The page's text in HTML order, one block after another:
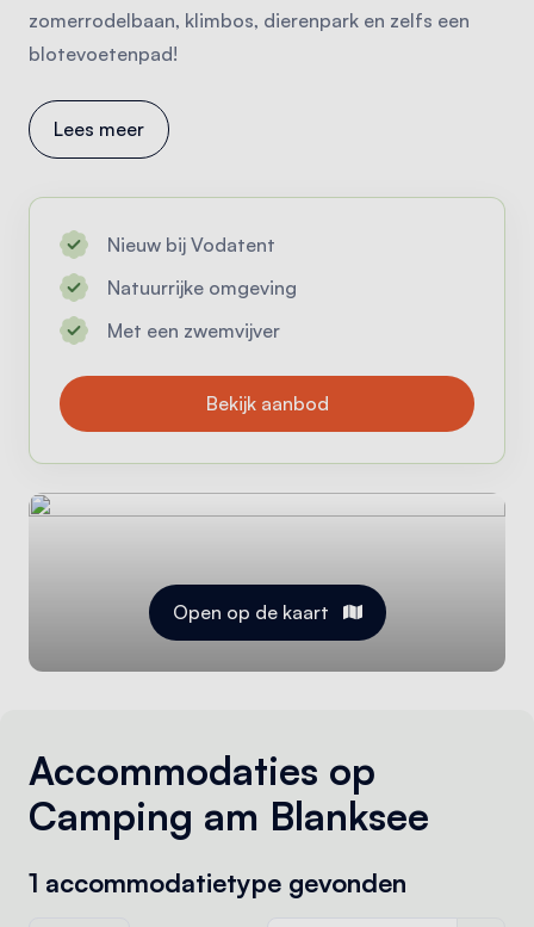
zomerrodelbaan, klimbos, dierenpark en zelfs een
blotevoetenpad!
Lees meer
Nieuw bij Vodatent
Natuurrijke omgeving
Met een zwemvijver
Bekijk aanbod
Open op de kaart
Accommodaties op
Camping am Blanksee
1 accommodatietype gevonden